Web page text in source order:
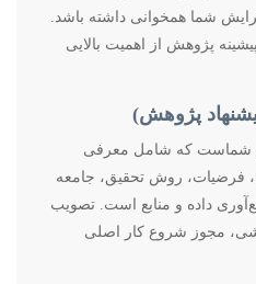
شما همخوانی داشته باشد.
پژوهش از اهمیت بالایی
شماست که شامل معرفی
فرضیات، روش تحقیق، جامعه
داده و منابع است. تصویب
مجوز شروع کار اصلی